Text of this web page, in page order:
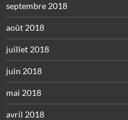
septembre 2018
août 2018
juillet 2018
juin 2018
mai 2018
avril 2018